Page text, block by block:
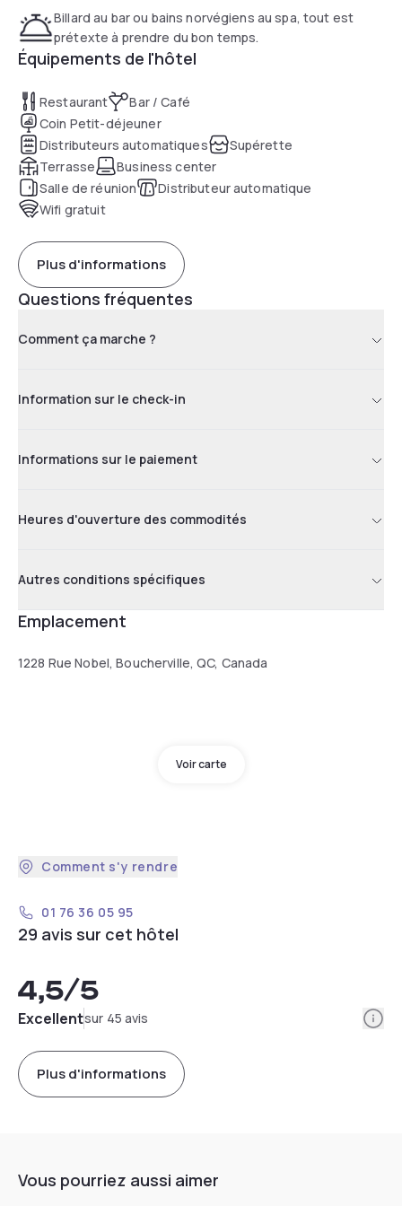
Billard au bar ou bains norvégiens au spa, tout est
prétexte à prendre du bon temps.
Équipements de l'hôtel
Restaurant
Bar / Café
Coin Petit-déjeuner
Distributeurs automatiques
Supérette
Terrasse
Business center
Salle de réunion
Distributeur automatique
Wifi gratuit
Plus d'informations
Questions fréquentes
Comment ça marche ?
Information sur le check-in
Informations sur le paiement
Heures d'ouverture des commodités
Autres conditions spécifiques
Emplacement
1228 Rue Nobel, Boucherville, QC, Canada
Voir carte
Comment s'y rendre
01 76 36 05 95
29 avis sur cet hôtel
4,5/5
Excellentsur 45 avis
Plus d'informations
Vous pourriez aussi aimer